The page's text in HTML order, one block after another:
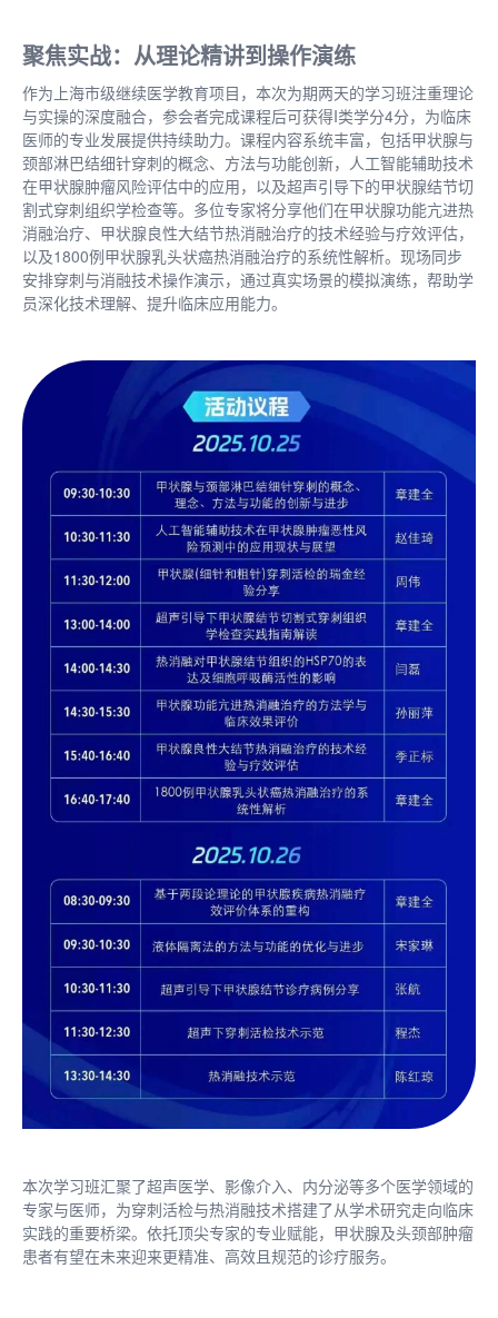
聚焦实战：从理论精讲到操作演练
作为上海市级继续医学教育项目，本次为期两天的学习班注重理论
与实操的深度融合，参会者完成课程后可获得I类学分4分，为临床
医师的专业发展提供持续助力。课程内容系统丰富，包括甲状腺与
颈部淋巴结细针穿刺的概念、方法与功能创新，人工智能辅助技术
在甲状腺肿瘤风险评估中的应用，以及超声引导下的甲状腺结节切
割式穿刺组织学检查等。多位专家将分享他们在甲状腺功能亢进热
消融治疗、甲状腺良性大结节热消融治疗的技术经验与疗效评估，
以及1800例甲状腺乳头状癌热消融治疗的系统性解析。现场同步
安排穿刺与消融技术操作演示，通过真实场景的模拟演练，帮助学
员深化技术理解、提升临床应用能力。
本次学习班汇聚了超声医学、影像介入、内分泌等多个医学领域的
专家与医师，为穿刺活检与热消融技术搭建了从学术研究走向临床
实践的重要桥梁。依托顶尖专家的专业赋能，甲状腺及头颈部肿瘤
患者有望在未来迎来更精准、高效且规范的诊疗服务。